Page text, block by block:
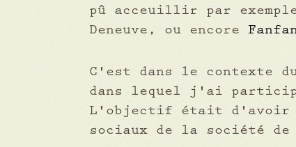
pû acceuillir par
Deneuve, ou encore
C'est dans le contexte
dans lequel j'ai
L'objectif était d'avoir
sociaux de la société de